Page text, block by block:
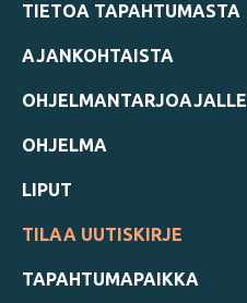
TIETOA TAPAHTUMASTA
AJANKOHTAISTA
OHJELMANTARJOAJALLE
OHJELMA
LIPUT
TILAA UUTISKIRJE
TAPAHTUMAPAIKKA